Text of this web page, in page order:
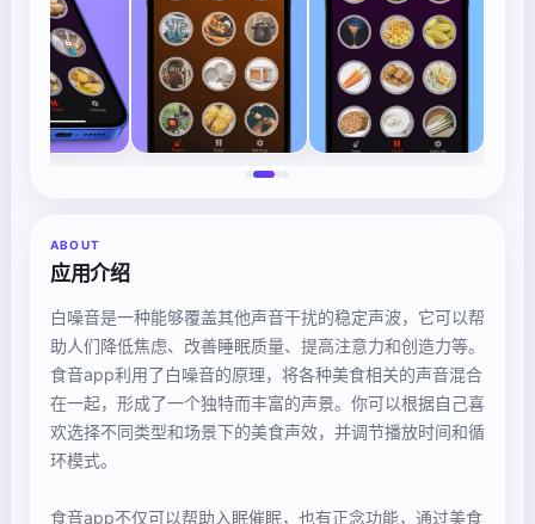
ABOUT
应用介绍
白噪音是一种能够覆盖其他声音干扰的稳定声波，它可以帮
助人们降低焦虑、改善睡眠质量、提高注意力和创造力等。
食音app利用了白噪音的原理，将各种美食相关的声音混合
在一起，形成了一个独特而丰富的声景。你可以根据自己喜
欢选择不同类型和场景下的美食声效，并调节播放时间和循
环模式。
食音app不仅可以帮助入眠催眠，也有正念功能，通过美食